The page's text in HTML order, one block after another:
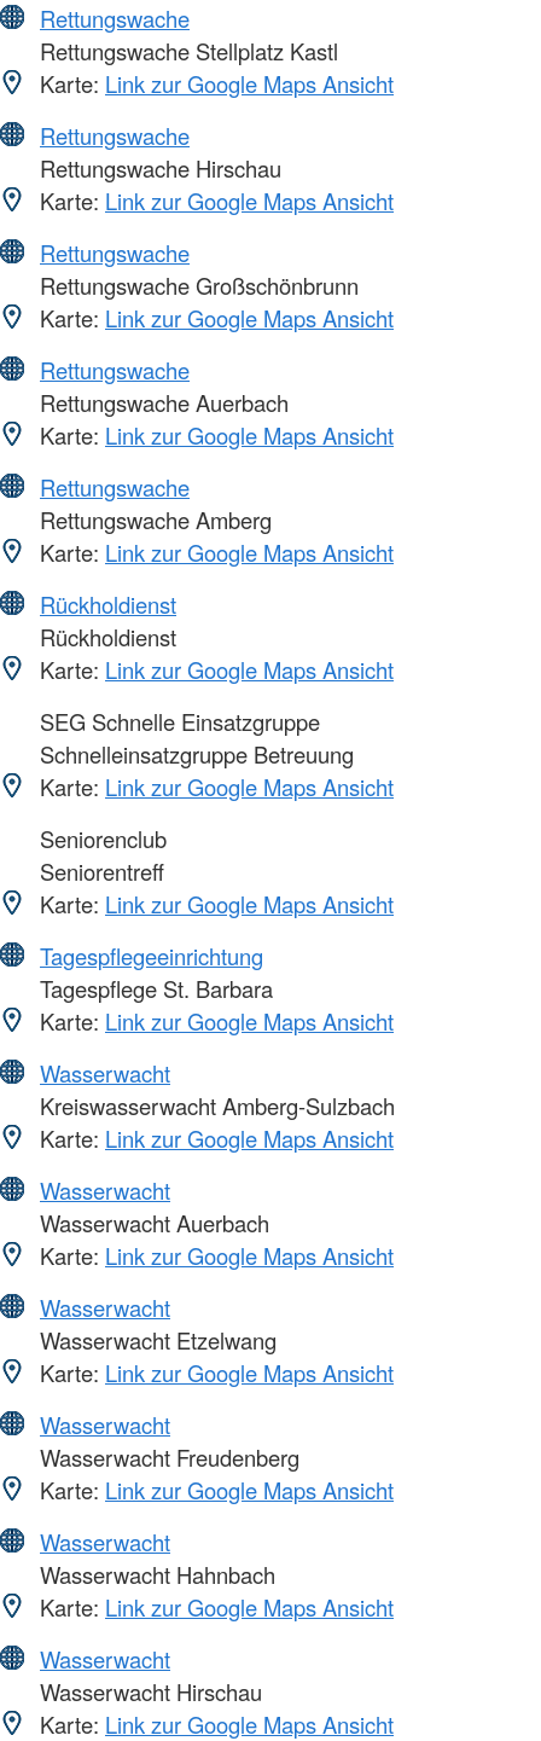
Rettungswache
Rettungswache Stellplatz Kastl
Karte: Link zur Google Maps Ansicht
Rettungswache
Rettungswache Hirschau
Karte: Link zur Google Maps Ansicht
Rettungswache
Rettungswache Großschönbrunn
Karte: Link zur Google Maps Ansicht
Rettungswache
Rettungswache Auerbach
Karte: Link zur Google Maps Ansicht
Rettungswache
Rettungswache Amberg
Karte: Link zur Google Maps Ansicht
Rückholdienst
Rückholdienst
Karte: Link zur Google Maps Ansicht
SEG Schnelle Einsatzgruppe
Schnelleinsatzgruppe Betreuung
Karte: Link zur Google Maps Ansicht
Seniorenclub
Seniorentreff
Karte: Link zur Google Maps Ansicht
Tagespflegeeinrichtung
Tagespflege St. Barbara
Karte: Link zur Google Maps Ansicht
Wasserwacht
Kreiswasserwacht Amberg-Sulzbach
Karte: Link zur Google Maps Ansicht
Wasserwacht
Wasserwacht Auerbach
Karte: Link zur Google Maps Ansicht
Wasserwacht
Wasserwacht Etzelwang
Karte: Link zur Google Maps Ansicht
Wasserwacht
Wasserwacht Freudenberg
Karte: Link zur Google Maps Ansicht
Wasserwacht
Wasserwacht Hahnbach
Karte: Link zur Google Maps Ansicht
Wasserwacht
Wasserwacht Hirschau
Karte: Link zur Google Maps Ansicht